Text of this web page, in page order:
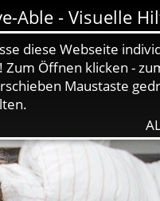
Über uns